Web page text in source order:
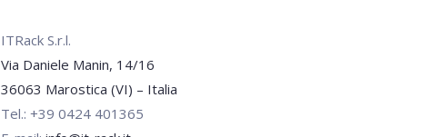
ITRack S.r.l.
Via Daniele Manin, 14/16
36063 Marostica (VI) – Italia
Tel.: +39 0424 401365